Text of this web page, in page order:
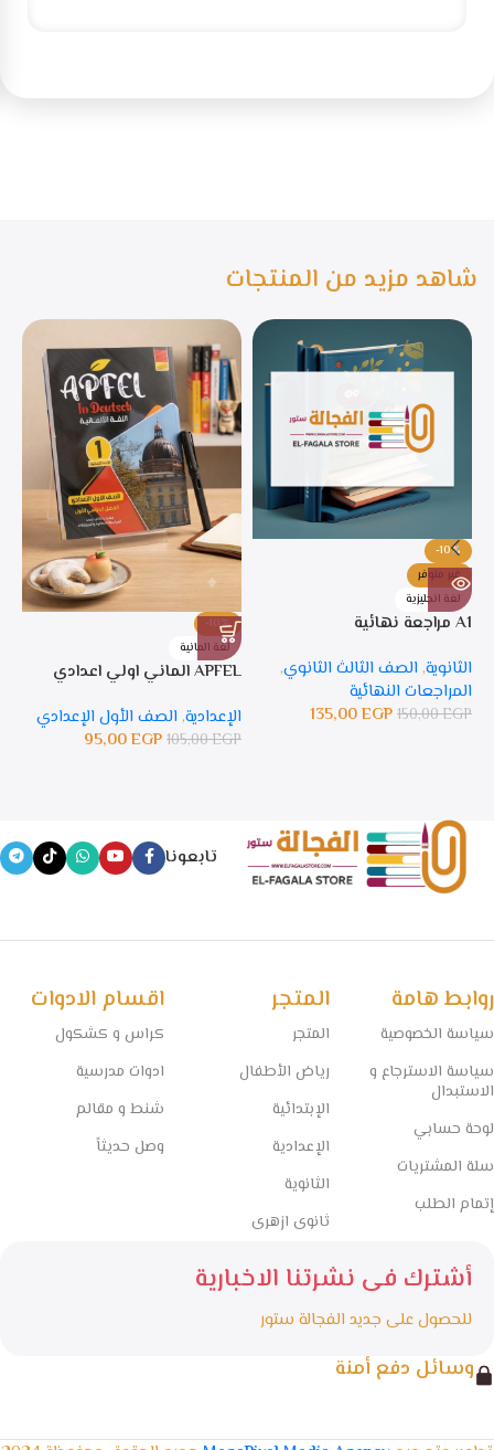
شاهد مزيد من المنتجات
-10%
غير متوفر
لغة انجليزية
A1 مراجعة نهائية
الثانوية, الصف الثالث الثانوي,
المراجعات النهائية
150,00EGP
135,00EGP
-10%
لغة المانية
APFEL الماني اولي اعدادي
الإعدادية, الصف الأول الإعدادي
105,00EGP
95,00EGP
تابعونا
روابط هامة
سياسة الخصوصية
سياسة الاسترجاع و
الاستبدال
لوحة حسابي
سلة المشتريات
إتمام الطلب
المتجر
المتجر
رياض الأطفال
الإبتدائية
الإعدادية
الثانوية
ثانوى ازهرى
اقسام الادوات
كراس و كشكول
ادوات مدرسية
شنط و مقالم
وصل حديثاً
أشترك فى نشرتنا الاخبارية
للحصول على جديد الفجالة ستور
وسائل دفع أمنة